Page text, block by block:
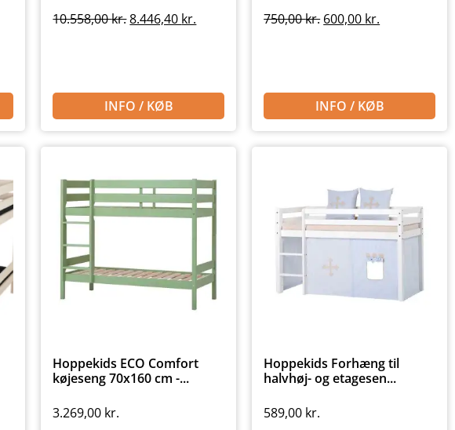
10.558,00kr.8.446,40 kr.
INFO / KØB
750,00kr. 600,00 kr.
INFO / KØB
Hoppekids ECO Comfort
køjeseng 70x160 cm -...
3.269,00 kr.
Hoppekids Forhæng til
halvhøj- og etagesen...
589,00 kr.